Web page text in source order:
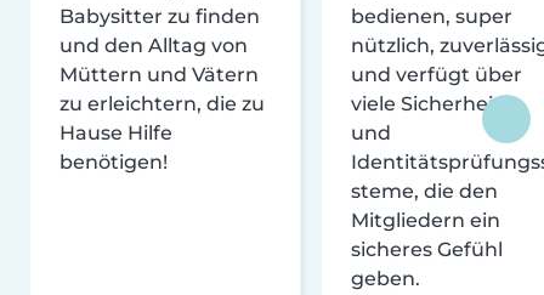
Babysitter zu finden
und den Alltag von
Müttern und Vätern
zu erleichtern, die zu
Hause Hilfe
benötigen!
bedienen, super
nützlich,
und verfügt über
viele Sicherheits-
und
steme, die den
Mitgliedern ein
sicheres Gefühl
geben.